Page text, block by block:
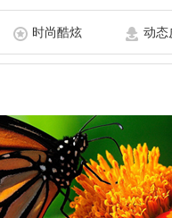
时尚酷炫 动态